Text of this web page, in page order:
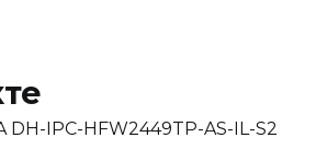
DH-IPC-HFW2449TP-AS-IL-S2